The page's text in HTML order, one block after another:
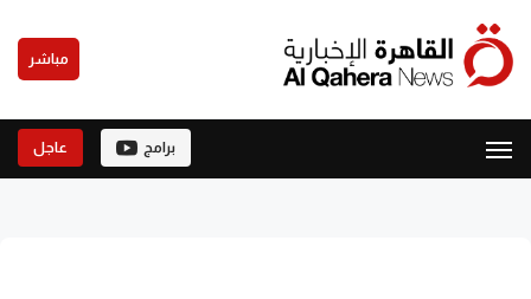
مباشر
برامج عاجل